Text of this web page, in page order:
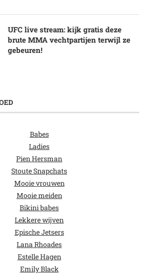
UFC live stream: kijk gratis deze
brute MMA vechtpartijen terwijl ze
gebeuren!
Babes
Ladies
Pien Hersman
Stoute Snapchats
Mooie vrouwen
Mooie meiden
Bikini babes
Lekkere wijven
Epische Jetsers
Lana Rhoades
Estelle Hagen
Emily Black